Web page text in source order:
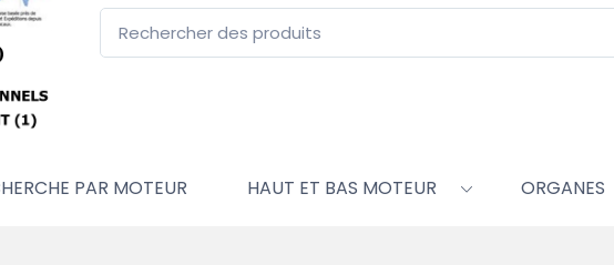
PAR MOTEUR HAUT ET BAS MOTEUR ORGANES